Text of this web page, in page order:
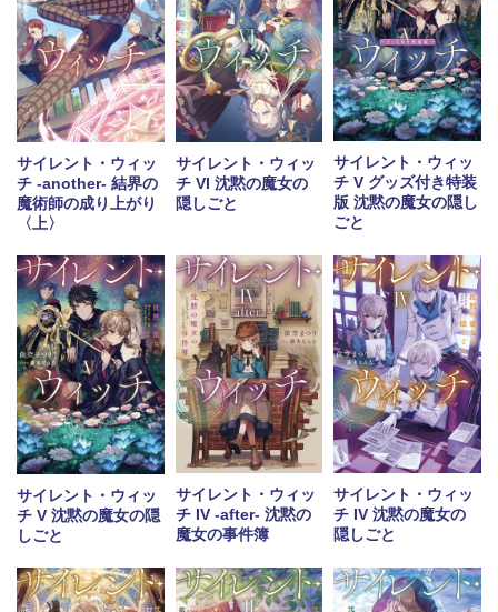
サイレント・ウィッ
チ -another- 結界の
魔術師の成り上がり
〈上〉
サイレント・ウィッ
チ VI 沈黙の魔女の
隠しごと
サイレント・ウィッ
チ V グッズ付き特装
版 沈黙の魔女の隠し
ごと
サイレント・ウィッ
チ V 沈黙の魔女の隠
しごと
サイレント・ウィッ
チ IV -after- 沈黙の
魔女の事件簿
サイレント・ウィッ
チ IV 沈黙の魔女の
隠しごと